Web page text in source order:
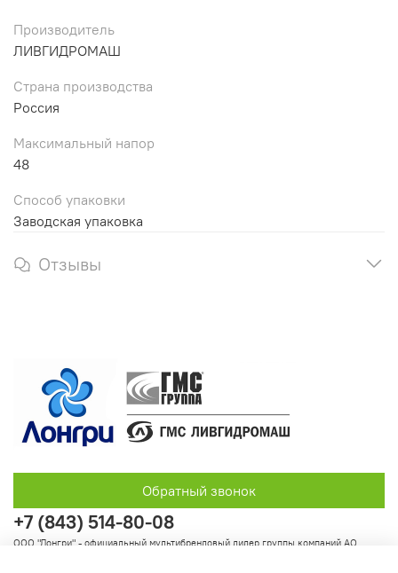
Производитель
ЛИВГИДРОМАШ
Страна производства
Россия
Максимальный напор
48
Способ упаковки
Заводская упаковка
Отзывы
+7 (843) 514-80-08
ООО "Лонгри" - официальный мультибрендовый дилер группы компаний АО
Обратный звонок